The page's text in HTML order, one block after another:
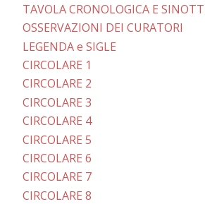
TAVOLA CRONOLOGICA E
OSSERVAZIONI DEI CURATORI
LEGENDA e SIGLE
CIRCOLARE 1
CIRCOLARE 2
CIRCOLARE 3
CIRCOLARE 4
CIRCOLARE 5
CIRCOLARE 6
CIRCOLARE 7
CIRCOLARE 8